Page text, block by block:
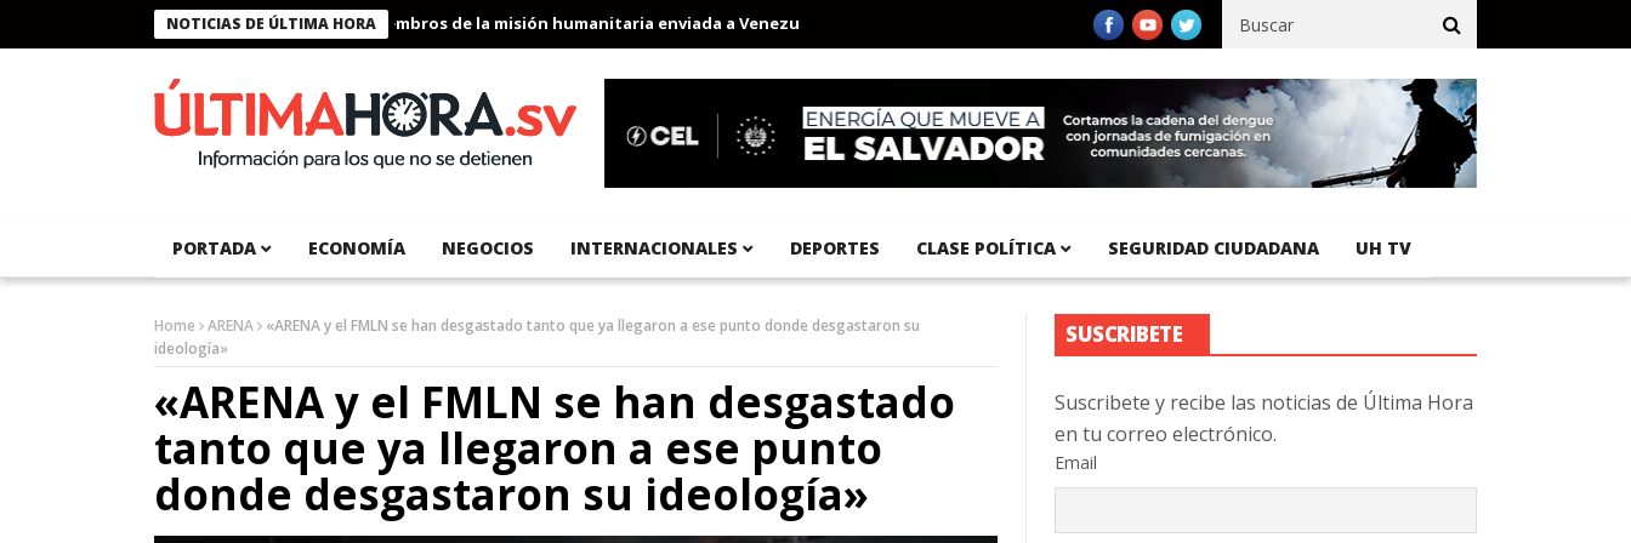
NOTICIAS DE ÚLTIMA HORA
Presidente Bukele condecora a miembros de la misión humanitaria enviada a Venezuela Aeropuerto Internacional del Pacífico registra 92 % de avance en obras de terracería
PORTADA ECONOMÍA NEGOCIOS INTERNACIONALES DEPORTES CLASE POLÍTICA SEGURIDAD CIUDADANA UH TV
Home ARENA
«ARENA y el FMLN se han desgastado tanto que ya llegaron a ese punto donde desgastaron su
ideología»
«ARENA y el FMLN se han desgastado
tanto que ya llegaron a ese punto
donde desgastaron su ideología»
SUSCRIBETE
Suscribete y recibe las noticias de Última Hora
en tu correo electrónico.
Email